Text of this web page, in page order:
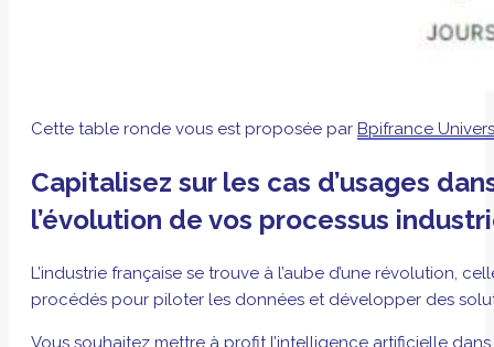
Cette table ronde vous est proposée par Bpifrance
Capitalisez sur les cas d’usages
l’évolution de vos processus
L’industrie française se trouve à l’aube d’une révolution,
procédés pour piloter les données et développer des